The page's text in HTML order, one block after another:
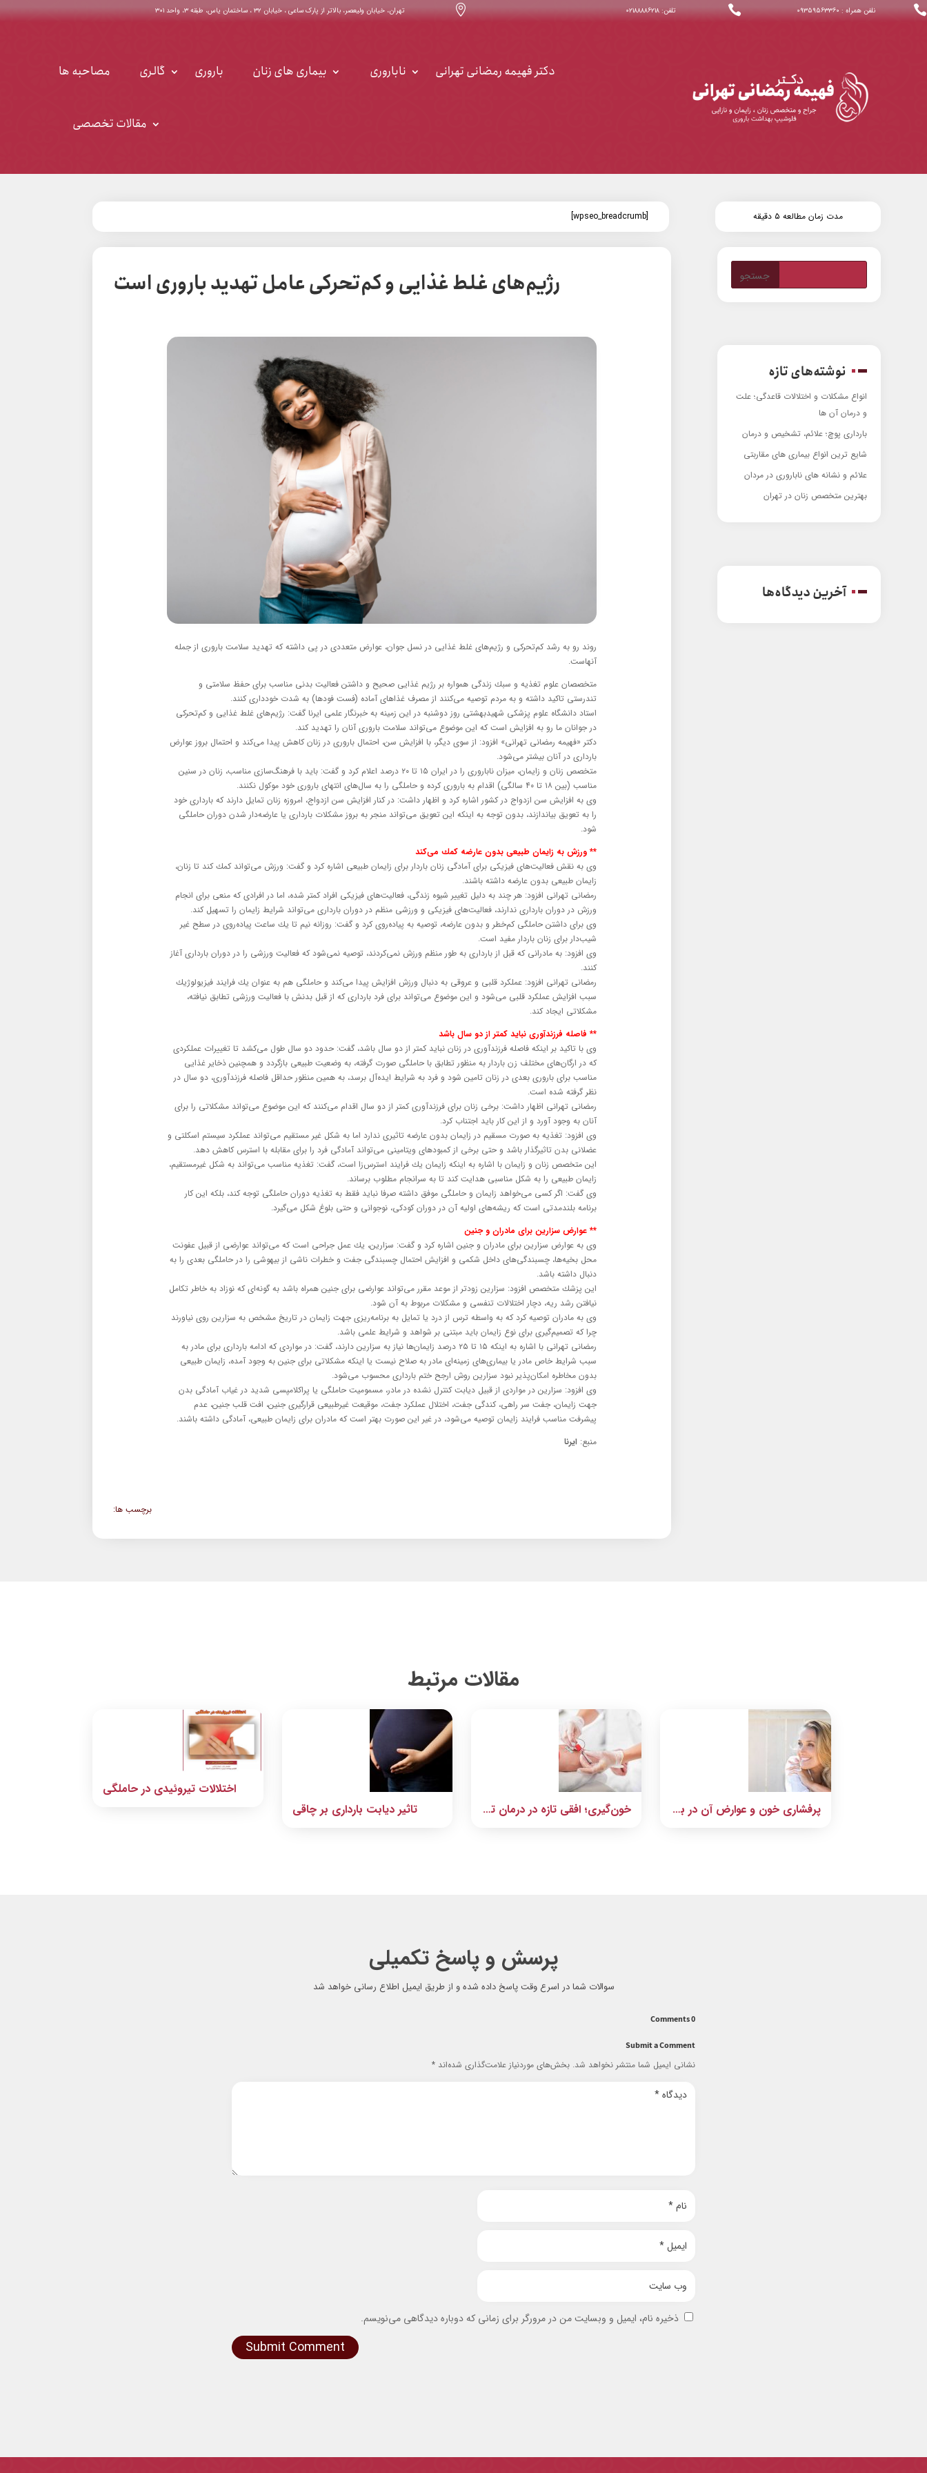
 تهران، خیابان ولیعصر، بالاتر از پارک ساعی ، خیابان ۳۲ ، ساختمان یاس، طبقه ۳، واحد ۳۰۱  تلفن: ۰۲۱۸۸۸۸۶۲۱۸  نلفن همراه : ۰۹۳۵۹۵۶۳۳۶۰
دکتر فهیمه رمضانی تهرانی ناباروری بیماری های زنان باروری گالری مصاحبه ها
مقالات تخصصی
[wpseo_breadcrumb] مدت زمان مطالعه ۵ دقیقه
رژیم‌های غلط غذایی و كم‌تحركی عامل تهدید باروری است
روند رو به رشد كم‌تحركی و رژیم‌های غلط غذایی در نسل جوان، عوارض متعددی در پی داشته كه تهدید سلامت باروری از جمله
آنهاست.
متخصصان علوم تغذیه و سبك زندگی همواره بر رژیم غذایی صحیح و داشتن فعالیت بدنی مناسب برای حفظ سلامتی و
تندرستی تاكید داشته و به مردم توصیه می‌كنند از مصرف غذاهای آماده (فست فودها) به شدت خودداری كنند.
استاد دانشگاه علوم پزشكی شهیدبهشتی روز دوشنبه در این زمینه به خبرنگار علمی ایرنا گفت: رژیم‌های غلط غذایی و كم‌تحركی
در جوانان ما رو به افزایش است كه این موضوع می‌تواند سلامت باروری آنان را تهدید كند.
دكتر «فهیمه رمضانی تهرانی» افزود: از سوی دیگر، با افزایش سن، احتمال باروری در زنان كاهش پیدا می‌كند و احتمال بروز عوارض
بارداری در آنان بیشتر می‌شود.
متخصص زنان و زایمان، میزان ناباروری را در ایران ۱۵ تا ۲۰ درصد اعلام كرد و گفت: باید با فرهنگ‌سازی مناسب، زنان در سنین
مناسب (بین ۱۸ تا ۴۰ سالگی) اقدام به باروری كرده و حاملگی را به سال‌های انتهای باروری خود موكول نكنند.
وی به افزایش سن ازدواج در كشور اشاره كرد و اظهار داشت: در كنار افزایش سن ازدواج، امروزه زنان تمایل دارند كه بارداری خود
را به تعویق بیاندازند، بدون توجه به اینكه این تعویق می‌تواند منجر به بروز مشكلات بارداری یا عارضه‌دار شدن دوران حاملگی
شود.
** ورزش به زایمان طبیعی بدون عارضه كمك می‌كند
وی به نقش فعالیت‌های فیزیكی برای آمادگی زنان باردار برای زایمان طبیعی اشاره كرد و گفت: ورزش می‌تواند كمك كند تا زنان،
زایمان طبیعی بدون عارضه داشته باشند.
رمضانی تهرانی افزود: هر چند به دلیل تغییر شیوه زندگی، فعالیت‌های فیزیكی افراد كمتر شده، اما در افرادی كه منعی برای انجام
ورزش در دوران بارداری ندارند، فعالیت‌های فیزیكی و ورزشی منظم در دوران بارداری می‌تواند شرایط زایمان را تسهیل كند.
وی برای داشتن حاملگی كم‌خطر و بدون عارضه، توصیه به پیاده‌روی كرد و گفت: روزانه نیم تا یك ساعت پیاده‌روی در سطح غیر
شیب‌دار برای زنان باردار مفید است.
وی افزود: به مادرانی كه قبل از بارداری به طور منظم ورزش نمی‌كردند، توصیه نمی‌شود كه فعالیت ورزشی را در دوران بارداری آغاز
كنند.
رمضانی تهرانی افزود: عملكرد قلبی و عروقی به دنبال ورزش افزایش پیدا می‌كند و حاملگی هم به عنوان یك فرایند فیزیولوژیك
سبب افزایش عملكرد قلبی می‌شود و این موضوع می‌تواند برای فرد بارداری كه از قبل بدنش با فعالیت ورزشی تطابق نیافته،
مشكلاتی ایجاد كند.
** فاصله فرزندآوری نباید كمتر از دو سال باشد
وی با تاكید بر اینكه فاصله فرزندآوری در زنان نباید كمتر از دو سال باشد، گفت: حدود دو سال طول می‌كشد تا تغییرات عملكردی
كه در ارگان‌های مختلف زن باردار به منظور تطابق با حاملگی صورت گرفته، به وضعیت طبیعی بازگردد و همچنین ذخایر غذایی
مناسب برای باروری بعدی در زنان تامین شود و فرد به شرایط ایده‌آل برسد، به همین منظور حداقل فاصله فرزندآوری، دو سال در
نظر گرفته شده است.
رمضانی تهرانی اظهار داشت: برخی زنان برای فرزندآوری كمتر از دو سال اقدام می‌كنند كه این موضوع می‌تواند مشكلاتی را برای
آنان به وجود آورد و از این كار باید اجتناب كرد.
وی افزود: تغذیه به صورت مسقیم در زایمان بدون عارضه تاثیری ندارد اما به شكل غیر مستقیم می‌تواند عملكرد سیستم اسكلتی و
عضلانی بدن تاثیرگذار باشد و حتی برخی از كمبودهای ویتامینی می‌تواند آمادگی فرد را برای مقابله با استرس كاهش دهد.
این متخصص زنان و زایمان با اشاره به اینكه زایمان یك فرایند استرس‌زا است، گفت: تغذیه مناسب می‌تواند به شكل غیرمستقیم،
زایمان طبیعی را به شكل مناسبی هدایت كند تا به سرانجام مطلوب برساند.
وی گفت: اگر كسی می‌خواهد زایمان و حاملگی موفق داشته صرفا نباید فقط به تغذیه دوران حاملگی توجه كند، بلكه این كار
برنامه بلندمدتی است كه ریشه‌های اولیه آن در دوران كودكی، نوجوانی و حتی بلوغ شكل می‌گیرد.
** عوارض سزارین برای مادران و جنین
وی به عوارض سزارین برای مادران و جنین اشاره كرد و گفت: سزارین، یك عمل جراحی است كه می‌تواند عوارضی از قبیل عفونت
محل بخیه‌ها، چسبندگی‌های داخل شكمی و افزایش احتمال چسبندگی جفت و خطرات ناشی از بیهوشی را در حاملگی بعدی را به
دنبال داشته باشد.
این پزشك متخصص افزود: سزارین زودتر از موعد مقرر می‌تواند عوارضی برای جنین همراه باشد به گونه‌ای كه نوزاد به خاطر تكامل
نیافتن رشد ریه، دچار اختلالات تنفسی و مشكلات مربوط به آن شود.
وی به مادران توصیه كرد كه به واسطه ترس از درد یا تمایل به برنامه‌ریزی جهت زایمان در تاریخ مشخص به سزارین روی نیاورند
چرا كه تصمیم‌گیری برای نوع زایمان باید مبتنی بر شواهد و شرایط علمی باشد.
رمضانی تهرانی با اشاره به اینكه ۱۵ تا ۲۵ درصد زایمان‌ها نیاز به سزارین دارند، گفت: در مواردی كه ادامه بارداری برای مادر به
سبب شرایط خاص مادر یا بیماری‌های زمینه‌ای مادر به صلاح نیست یا اینكه مشكلاتی برای جنین به وجود آمده، زایمان طبیعی
بدون مخاطره امكان‌پذیر نبود سزارین روش ارجح ختم بارداری محسوب می‌شود.
وی افزود: سزارین در مواردی از قبیل دیابت كنترل نشده در مادر، مسمومیت حاملگی یا پراكلامپسی شدید در غیاب آمادگی بدن
جهت زایمان، جفت سر راهی، كندگی جفت، اختلال عملكرد جفت، موقیعت غیرطبیعی قرارگیری جنین، افت قلب جنین، عدم
پیشرفت مناسب فرایند زایمان توصیه می‌شود، در غیر این صورت بهتر است كه مادران برای زایمان طبیعی، آمادگی داشته باشند.
منبع: ایرنا
برچسب ها:
نوشته‌های تازه
انواع مشکلات و اختلالات قاعدگی؛ علت
و درمان آن ها
بارداری پوچ؛ علائم، تشخیص و درمان
شایع ترین انواع بیماری های مقاربتی
علائم و نشانه های ناباروری در مردان
بهترین متخصص زنان در تهران
آخرین دیدگاه‌ها
مقالات مرتبط
پرفشاری خون و عوارض آن در بانوان خون‌گیری؛ افقی تازه در درمان تخمدان پلی کیستیک تاثیر دیابت بارداری بر چاقی
اختلالات تیروئیدی در حاملگی
پرسش و پاسخ تکمیلی
سوالات شما در اسرع وقت پاسخ داده شده و از طریق ایمیل اطلاع رسانی خواهد شد
0 Comments
Submit a Comment
نشانی ایمیل شما منتشر نخواهد شد. بخش‌های موردنیاز علامت‌گذاری شده‌اند *
ذخیره نام، ایمیل و وبسایت من در مرورگر برای زمانی که دوباره دیدگاهی می‌نویسم.
Submit Comment